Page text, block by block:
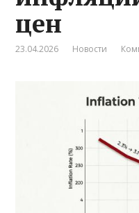
цен
23.04.2026 Новости